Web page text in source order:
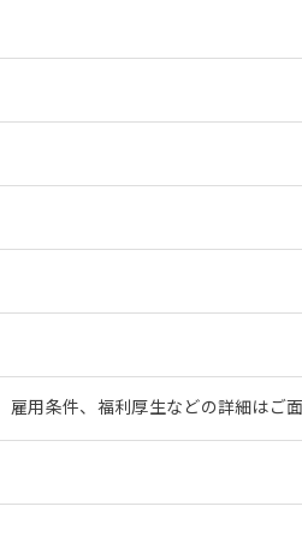
雇用条件、福利厚生などの詳細はご